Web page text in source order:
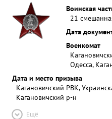
Воинская
21
Дата
Военкомат
Одесса,
Дата и место призыва
Кагановичский РВК,
Кагановичский р-н
Ещё